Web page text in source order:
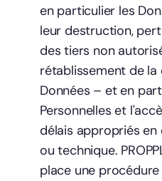
en particulier les
leur destruction,
des tiers non
rétablissement de
Données – et en
Personnelles et
délais appropriés
ou technique.
place une